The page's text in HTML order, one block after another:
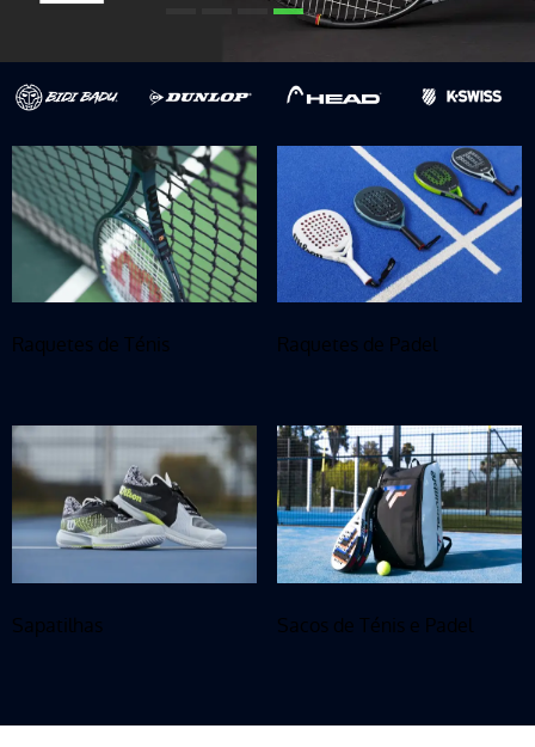
Raquetes de Ténis Raquetes de Padel
Sapatilhas Sacos de Ténis e Padel